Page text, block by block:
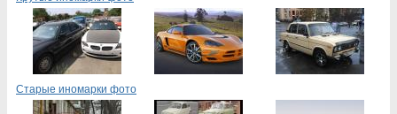
Старые иномарки фото